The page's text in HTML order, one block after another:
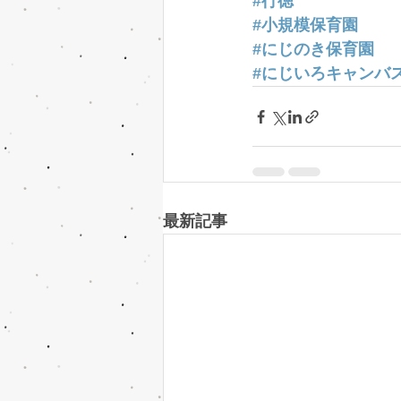
#小規模保育園
#にじのき保育園
#にじいろキャンバ
最新記事